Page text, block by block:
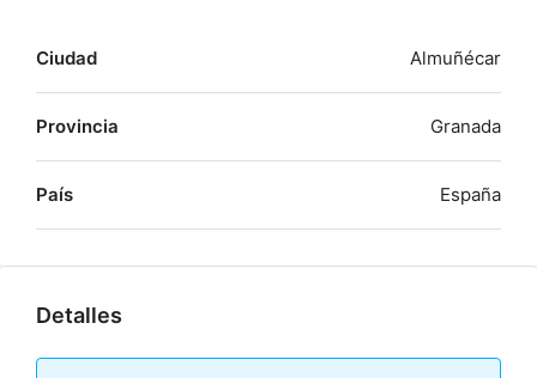
Ciudad Almuñécar
Provincia Granada
País España
Detalles